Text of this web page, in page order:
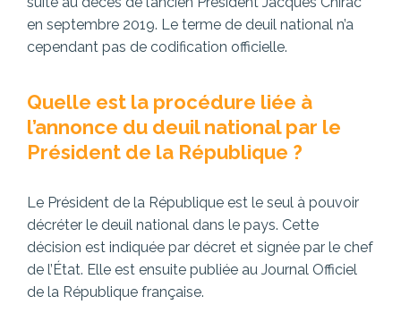
en septembre 2019. Le terme de deuil national n’a
cependant pas de codification officielle.
Quelle est la procédure liée à
l’annonce du deuil national par le
Président de la République ?
Le Président de la République est le seul à pouvoir
décréter le deuil national dans le pays. Cette
décision est indiquée par décret et signée par le chef
de l’État. Elle est ensuite publiée au Journal Officiel
de la République française.